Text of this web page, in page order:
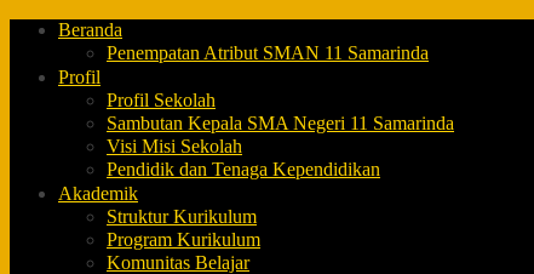
Beranda
Penempatan Atribut SMAN 11 Samarinda
Profil
Profil Sekolah
Sambutan Kepala SMA Negeri 11 Samarinda
Visi Misi Sekolah
Pendidik dan Tenaga Kependidikan
Akademik
Struktur Kurikulum
Program Kurikulum
Komunitas Belajar